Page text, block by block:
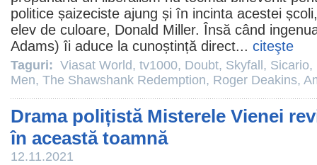
politice șaizeciste ajung și în incinta acestei
elev de culoare, Donald Miller. Însă când
Adams) îi aduce la cunoștință direct... citeşte
Taguri: Viasat World, tv1000, Doubt, Skyfall , Sicario,
Men, The Shawshank Redemption, Roger Deakins,
Drama polițistă Misterele Vienei
în această toamnă
12.11.2021